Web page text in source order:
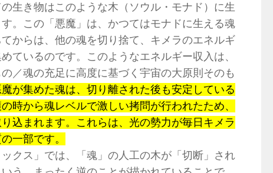
生き物はこのような木（ソウル・モナド）に生
。この「悪魔」は、かつてはモナドに生える魂
からは、他の魂を切り捨て、キメラのエネルギ
ているのです。このようなエネルギー収入は、
／魂の充足に高度に基づく宇宙の大原則そのも
が集めた魂は、切り離された後も安定している
時から魂レベルで激しい拷問が行われたため、
込まれます。これらは、光の勢力が毎日キメラ
一部です。
クス」では、「魂」の人工の木が「切断」され